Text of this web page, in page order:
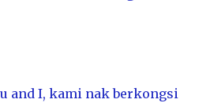
and I, kami nak berkongsi